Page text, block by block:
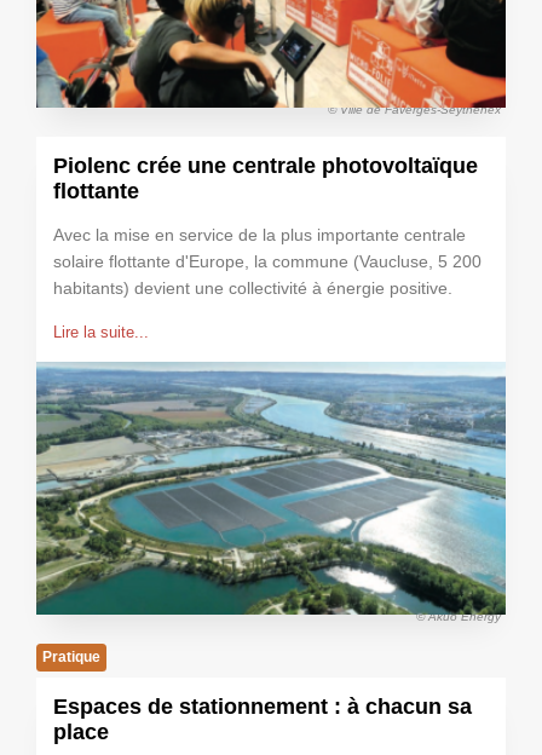
© Ville de Faverges-Seythenex
Piolenc crée une centrale photovoltaïque
flottante
Avec la mise en service de la plus importante centrale
solaire flottante d'Europe, la commune (Vaucluse, 5 200
habitants) devient une collectivité à énergie positive.
Lire la suite...
© Akuo Energy
Pratique
Espaces de stationnement : à chacun sa
place